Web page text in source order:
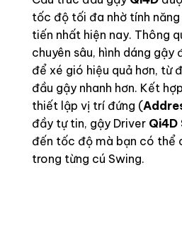
tốc độ tối đa nhờ tính
tiến nhất hiện nay. Thông
chuyên sâu, hình dáng gậy
để xé gió hiệu quả hơn, từ
đầu gậy nhanh hơn. Kết
thiết lập vị trí đứng (
đầy tự tin, gậy Driver Qi4D
đến tốc độ mà bạn có thể
trong từng cú Swing.